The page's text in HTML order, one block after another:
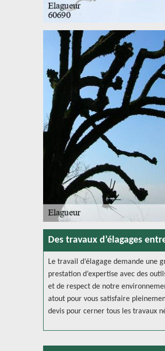
Des travaux d’élagages
Le travail d’élagage demande une
prestation d’expertise avec des
et de respect de notre
atout pour vous satisfaire
devis pour cerner tous les travaux